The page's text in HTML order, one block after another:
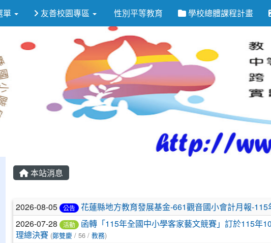
設定
單 友善校園專區 性別平等教育 學校總體課程計畫
本站消息
文章列表
2026-08-05 公告 花蓮縣地方教育發展基金-661觀音國小會計月報-115
2026-07-28 活動
函轉「115年全國中小學客家藝文競賽」訂於115年
理總決賽 (鄭雙慶/ 56 / 教務)